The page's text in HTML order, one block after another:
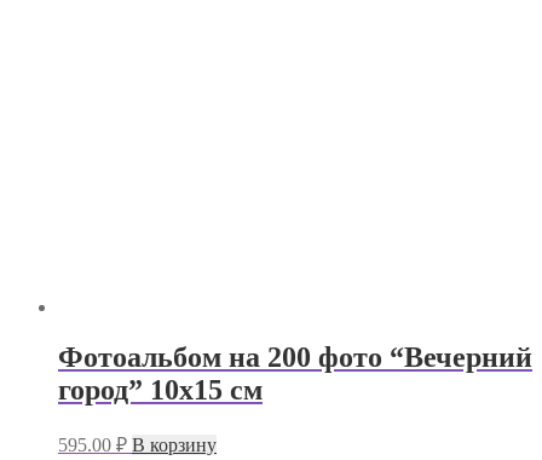
Фотоальбом на 200 фото “Вечерний
город” 10х15 см
595.00 ₽ В корзину